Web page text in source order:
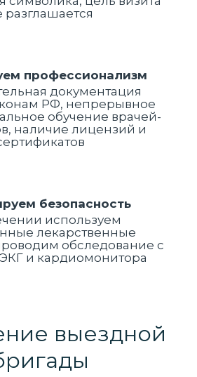
разглашается
профессионализм
документация
РФ, непрерывное
обучение врачей-
наличие лицензий и
безопасность
используем
лекарственные
обследование с
и кардиомонитора
выездной